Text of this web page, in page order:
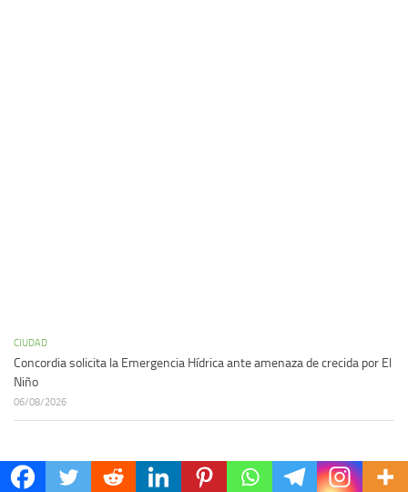
CIUDAD
Concordia solicita la Emergencia Hídrica ante amenaza de crecida por El
Niño
06/08/2026